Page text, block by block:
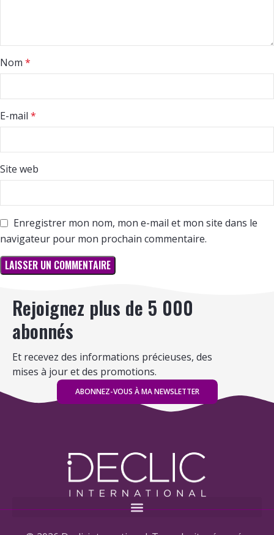
Nom *
E-mail *
Site web
Enregistrer mon nom, mon e-mail et mon site dans le
navigateur pour mon prochain commentaire.
Rejoignez plus de 5 000
abonnés
Et recevez des informations précieuses, des
mises à jour et des promotions.
ABONNEZ-VOUS À MA NEWSLETTER